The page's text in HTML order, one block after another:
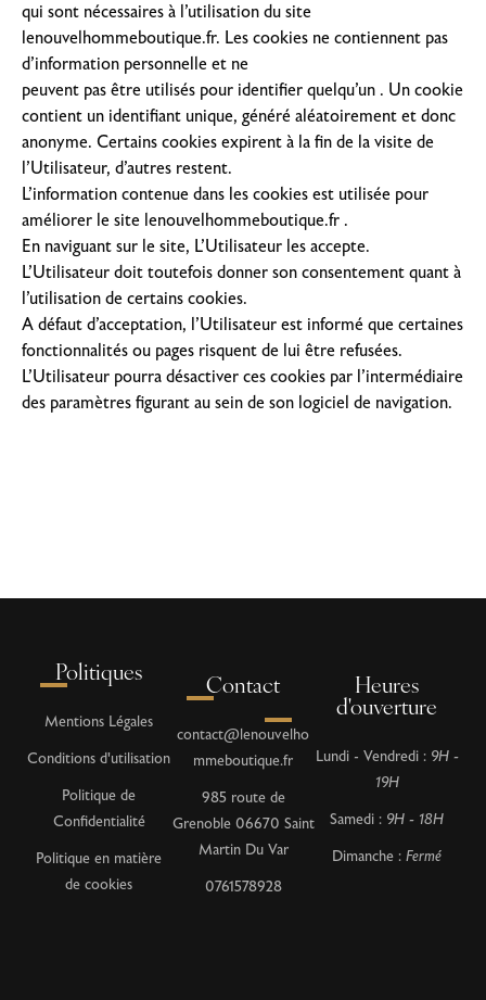
qui sont nécessaires à l’utilisation du site
lenouvelhommeboutique.fr. Les cookies ne contiennent pas
d’information personnelle et ne
peuvent pas être utilisés pour identifier quelqu’un . Un cookie
contient un identifiant unique, généré aléatoirement et donc
anonyme. Certains cookies expirent à la fin de la visite de
l’Utilisateur, d’autres restent.
L’information contenue dans les cookies est utilisée pour
améliorer le site lenouvelhommeboutique.fr .
En naviguant sur le site, L’Utilisateur les accepte.
L’Utilisateur doit toutefois donner son consentement quant à
l’utilisation de certains cookies.
A défaut d’acceptation, l’Utilisateur est informé que certaines
fonctionnalités ou pages risquent de lui être refusées.
L’Utilisateur pourra désactiver ces cookies par l’intermédiaire
des paramètres figurant au sein de son logiciel de navigation.
Politiques
Mentions Légales
Conditions d'utilisation
Politique de
Confidentialité
Politique en matière
de cookies
Contact
contact@lenouvelho
mmeboutique.fr
985 route de
Grenoble 06670 Saint
Martin Du Var
0761578928
Heures
d'ouverture
Lundi - Vendredi : 9H -
19H
Samedi : 9H - 18H
Dimanche :Fermé